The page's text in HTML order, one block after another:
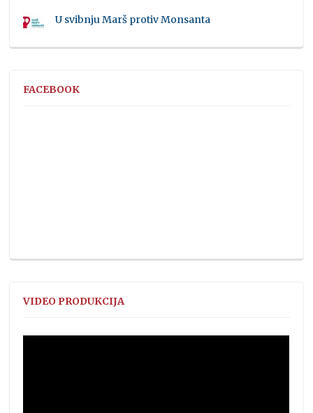
U svibnju Marš protiv Monsanta
FACEBOOK
VIDEO PRODUKCIJA